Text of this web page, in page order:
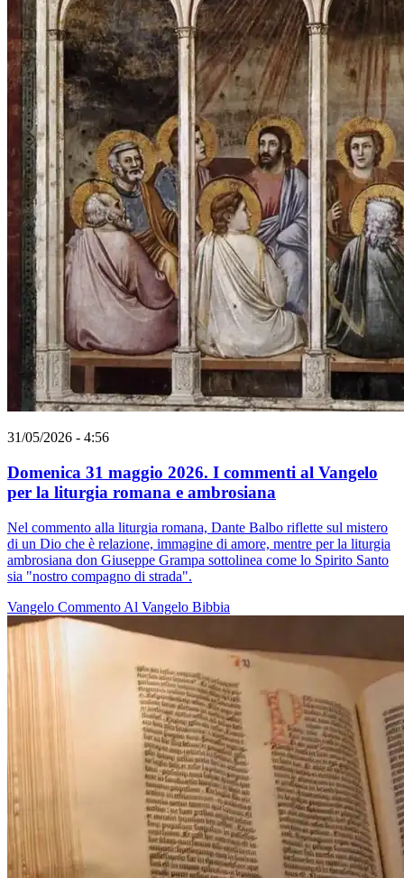
31/05/2026 - 4:56
Domenica 31 maggio 2026. I commenti al Vangelo
per la liturgia romana e ambrosiana
Nel commento alla liturgia romana, Dante Balbo riflette sul mistero
di un Dio che è relazione, immagine di amore, mentre per la liturgia
ambrosiana don Giuseppe Grampa sottolinea come lo Spirito Santo
sia "nostro compagno di strada".
Vangelo Commento Al Vangelo Bibbia